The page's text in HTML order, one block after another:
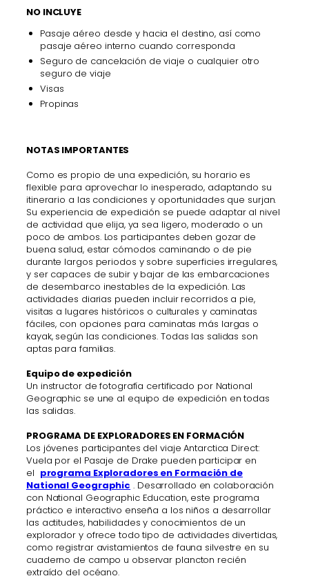
NO INCLUYE
Pasaje aéreo desde y hacia el destino, así como
pasaje aéreo interno cuando corresponda
Seguro de cancelación de viaje o cualquier otro
seguro de viaje
Visas
Propinas
NOTAS IMPORTANTES
Como es propio de una expedición, su horario es
flexible para aprovechar lo inesperado, adaptando su
itinerario a las condiciones y oportunidades que surjan.
Su experiencia de expedición se puede adaptar al nivel
de actividad que elija, ya sea ligero, moderado o un
poco de ambos. Los participantes deben gozar de
buena salud, estar cómodos caminando o de pie
durante largos periodos y sobre superficies irregulares,
y ser capaces de subir y bajar de las embarcaciones
de desembarco inestables de la expedición. Las
actividades diarias pueden incluir recorridos a pie,
visitas a lugares históricos o culturales y caminatas
fáciles, con opciones para caminatas más largas o
kayak, según las condiciones. Todas las salidas son
aptas para familias.
Equipo de expedición
Un instructor de fotografía certificado por National
Geographic se une al equipo de expedición en todas
las salidas.
PROGRAMA DE EXPLORADORES EN FORMACIÓN
Los jóvenes participantes del viaje Antarctica Direct:
Vuela por el Pasaje de Drake pueden participar en
el programa Exploradores en Formación de
National Geographic . Desarrollado en colaboración
con National Geographic Education, este programa
práctico e interactivo enseña a los niños a desarrollar
las actitudes, habilidades y conocimientos de un
explorador y ofrece todo tipo de actividades divertidas,
como registrar avistamientos de fauna silvestre en su
cuaderno de campo u observar plancton recién
extraído del océano.